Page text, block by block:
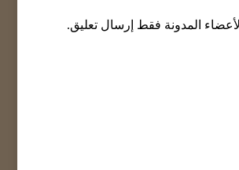
المدونة فقط إرسال تعليق.